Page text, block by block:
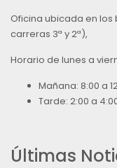
Oficina ubicada en los
carreras 3ª y 2ª),
Horario de lunes a
Mañana: 8:00 a
Tarde: 2:00 a
Últimas